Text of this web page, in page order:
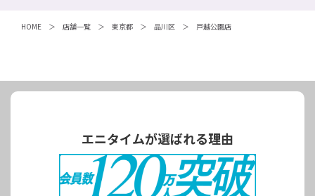
HOME 店舗一覧 東京都 品川区 戸越公園店
エニタイムが選ばれる理由